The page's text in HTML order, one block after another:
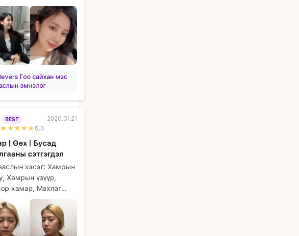
хэлбэр засуулж,
хэсгийг нь
боловч зураас
уус...
Гоо сайхан мэс
эмнэлэг
BEST
★★★★★ 5.0
2020.01.21
| Өөх | Бусад
сэтгэгдэл
хэсэг: Хамрын
Хамрын үзүүр,
хамар, Махлаг
Өөх шилжүүлэн
(дух), Өөх
(гуя), Уруулын
филлер Хагалгаан...